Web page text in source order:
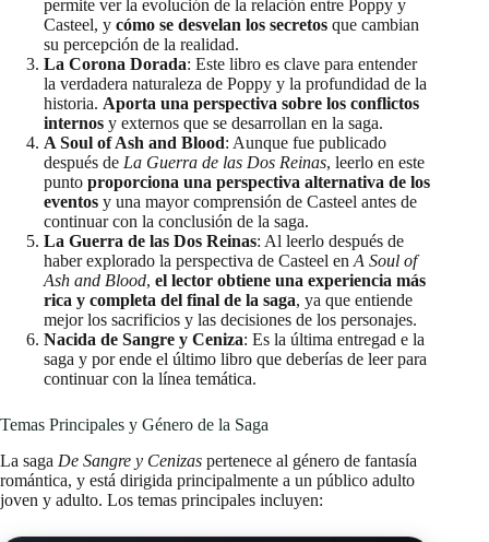
permite ver la evolución de la relación entre Poppy y
Casteel, y cómo se desvelan los secretos que cambian
su percepción de la realidad.
La Corona Dorada: Este libro es clave para entender
la verdadera naturaleza de Poppy y la profundidad de la
historia. Aporta una perspectiva sobre los conflictos
internos y externos que se desarrollan en la saga.
A Soul of Ash and Blood: Aunque fue publicado
después de La Guerra de las Dos Reinas, leerlo en este
punto proporciona una perspectiva alternativa de los
eventos y una mayor comprensión de Casteel antes de
continuar con la conclusión de la saga.
La Guerra de las Dos Reinas: Al leerlo después de
haber explorado la perspectiva de Casteel en A Soul of
Ash and Blood, el lector obtiene una experiencia más
rica y completa del final de la saga, ya que entiende
mejor los sacrificios y las decisiones de los personajes.
Nacida de Sangre y Ceniza: Es la última entregad e la
saga y por ende el último libro que deberías de leer para
continuar con la línea temática.
Temas Principales y Género de la Saga
La saga De Sangre y Cenizas pertenece al género de fantasía
romántica, y está dirigida principalmente a un público adulto
joven y adulto. Los temas principales incluyen: